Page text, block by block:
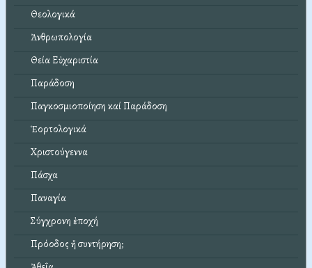
Θεολογικά
Ἀνθρωπολογία
Θεία Εὐχαριστία
Παράδοση
Παγκοσμιοποίηση καί Παράδοση
Ἑορτολογικά
Χριστούγεννα
Πάσχα
Παναγία
Σύγχρονη ἐποχή
Πρόοδος ἤ συντήρηση;